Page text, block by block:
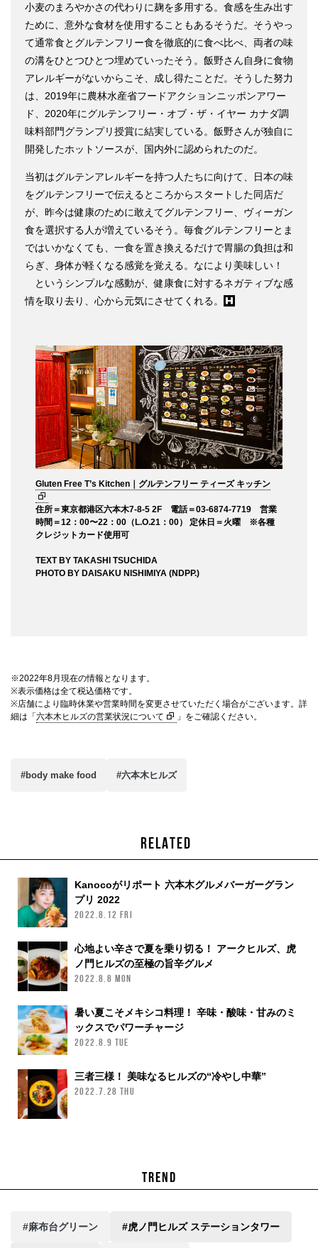
小麦のまろやかさの代わりに麹を多用する。食感を生み出す
ために、意外な食材を使用することもあるそうだ。そうやっ
て通常食とグルテンフリー食を徹底的に食べ比べ、両者の味
の溝をひとつひとつ埋めていったそう。飯野さん自身に食物
アレルギーがないからこそ、成し得たことだ。そうした努力
は、2019年に農林水産省フードアクションニッポンアワー
ド、2020年にグルテンフリー・オブ・ザ・イヤー カナダ調
味料部門グランプリ授賞に結実している。飯野さんが独自に
開発したホットソースが、国内外に認められたのだ。
当初はグルテンアレルギーを持つ人たちに向けて、日本の味
をグルテンフリーで伝えるところからスタートした同店だ
が、昨今は健康のために敢えてグルテンフリー、ヴィーガン
食を選択する人が増えているそう。毎食グルテンフリーとま
ではいかなくても、一食を置き換えるだけで胃腸の負担は和
らぎ、身体が軽くなる感覚を覚える。なにより美味しい！
というシンプルな感動が、健康食に対するネガティブな感
情を取り去り、心から元気にさせてくれる。
Gluten Free T’s Kitchen｜グルテンフリー ティーズ キッチン
住所＝東京都港区六本木7-8-5 2F 電話＝03-6874-7719 営業
時間＝12：00〜22：00（L.O.21：00） 定休日＝火曜 ※各種
クレジットカード使用可
TEXT BY TAKASHI TSUCHIDA
PHOTO BY DAISAKU NISHIMIYA (NDPP.)
※2022年8月現在の情報となります。
※表示価格は全て税込価格です。
※店舗により臨時休業や営業時間を変更させていただく場合がございます。詳
細は「六本木ヒルズの営業状況について 」をご確認ください。
#body make food #六本木ヒルズ
RELATED
Kanocoがリポート 六本木グルメバーガーグラン
プリ 2022
2022.8.12 FRI
心地よい辛さで夏を乗り切る！ アークヒルズ、虎
ノ門ヒルズの至極の旨辛グルメ
2022.8.8 MON
暑い夏こそメキシコ料理！ 辛味・酸味・甘みのミ
ックスでパワーチャージ
2022.8.9 TUE
三者三様！ 美味なるヒルズの“冷やし中華”
2022.7.28 THU
TREND
#麻布台グリーン #虎ノ門ヒルズ ステーションタワー